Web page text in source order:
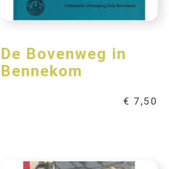
De Bovenweg in
Bennekom
€ 7,50